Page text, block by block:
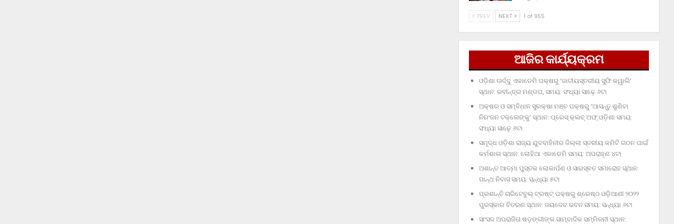
PREV NEXT 1 of 955
ଆଜିର କାର୍ଯ୍ୟକ୍ରମ
ଓଡ଼ିଶା ଊର୍ଦ୍ଦୁ ଏକାଡେମି ପକ୍ଷରୁ ‘ଜାତୀୟସ୍ତରୀୟ ସୁଫି କୱାଲି’
ସ୍ଥାନ: ରବୀନ୍ଦ୍ର ମଣ୍ଡପ, ସମୟ: ସଂଧ୍ୟା ସାଢ଼େ ୬ଟା
ଅକ୍ଷର ଓ ସମ୍ବିଧାନ ସୁରକ୍ଷା ମଞ୍ଚ ପକ୍ଷରୁ ‘ଆସନ୍ତୁ ଶୁଣିବା
ନିରଂଜନ ଟକ୍‌ଲେଙ୍କୁ’ ସ୍ଥାନ: ପ୍ରେସ୍‌ କ୍ଲବ୍‌ ଅଫ୍‌ ଓଡ଼ିଶା ସମୟ:
ସଂଧ୍ୟା ସାଢ଼େ ୬ଟା
ସମୃଦ୍ଧ ଓଡ଼ିଶା ରାଜ୍ୟ ଯୁବବାହିନୀର ଜିଲ୍ଲା ସ୍ତରୀୟ କମିଟି ଗଠନ ପାଇଁ
କର୍ମଶାଳା ସ୍ଥାନ: ଲୋହିଆ ଏକାଡେମି ସମୟ: ଅପରାହ୍‌ଣ ୪ଟା
ଅଶାନ୍ତ ଆତ୍ମା ପୁସ୍ତକ ଲୋକାର୍ପଣ ଓ ସାରସ୍ବତ ସମାରୋହ ସ୍ଥାନ:
ପାନ୍ଥ ନିବାସ ସମୟ: ସନ୍ଧ୍ୟା ୫ଟା
ପ୍ରଶାନ୍ତି ଚାରିଟେବୁଲ୍‌ ଟ୍ରଷ୍ଟ୍‌ ପକ୍ଷରୁ ଶ୍ରେଷ୍ଠ ଓଡ଼ିଆଣୀ ୨୦୨୨
ପୁରସ୍କାର ବିତରଣ ସ୍ଥାନ: ଜୟଦେବ ଭବନ ସମୟ: ସନ୍ଧ୍ୟା ୬ଟା
ସାଂସଦ ଅପରାଜିତା ଷଡ଼ଙ୍ଗୀଙ୍କ ସାମ୍ବାଦିକ ସମ୍ମିଳନୀ ସ୍ଥାନ: